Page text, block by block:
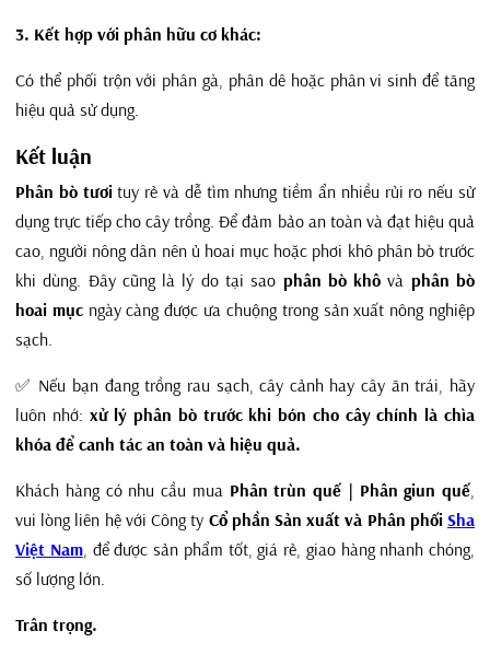
3. Kết hợp với phân hữu cơ khác:
Có thể phối trộn với phân gà, phân dê hoặc phân vi sinh để tăng
hiệu quả sử dụng.
Kết luận
Phân bò tươituy rẻ và dễ tìm nhưng tiềm ẩn nhiều rủi ro nếu sử
dụng trực tiếp cho cây trồng. Để đảm bảo an toàn và đạt hiệu quả
cao, người nông dân nên ủ hoai mục hoặc phơi khô phân bò trước
khi dùng. Đây cũng là lý do tại sao phân bò khô và phân bò
hoai mụcngày càng được ưa chuộng trong sản xuất nông nghiệp
sạch.
✅ Nếu bạn đang trồng rau sạch, cây cảnh hay cây ăn trái, hãy
luôn nhớ: xử lý phân bò trước khi bón cho cây chính là chìa
khóa để canh tác an toàn và hiệu quả.
Khách hàng có nhu cầu mua Phân trùn quế | Phân giun quế,
vui lòng liên hệ với Công ty Cổ phần Sản xuất và Phân phối Sha
Việt Nam, để được sản phẩm tốt, giá rẻ, giao hàng nhanh chóng,
số lượng lớn.
Trân trọng.